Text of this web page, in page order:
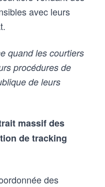
avec leurs
quand les courtiers
procédures de
de leurs
massif des
de tracking
des